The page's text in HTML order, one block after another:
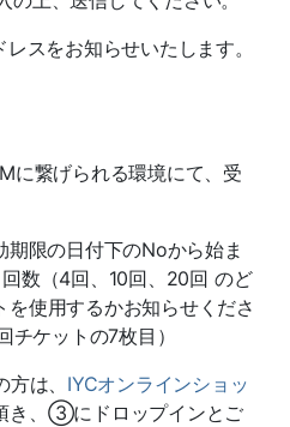
スをお知らせいたします。
繋げられる環境にて、受
限の日付下のNoから始ま
数（4回、10回、20回 のど
使用するかお知らせくださ
ケットの7枚目）
は、 IYCオンラインショッ
き、③にドロップインとご